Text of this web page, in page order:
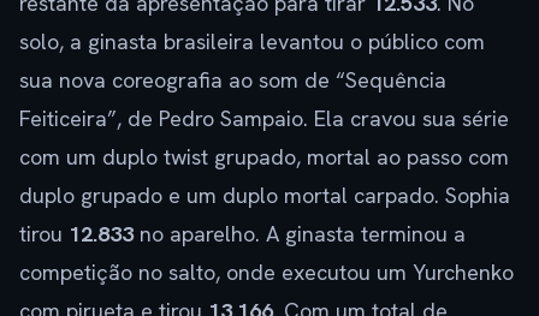
solo, a ginasta brasileira levantou o público com
sua nova coreografia ao som de “Sequência
Feiticeira”, de Pedro Sampaio. Ela cravou sua série
com um duplo twist grupado, mortal ao passo com
duplo grupado e um duplo mortal carpado. Sophia
tirou 12.833no aparelho. A ginasta terminou a
competição no salto, onde executou um Yurchenko